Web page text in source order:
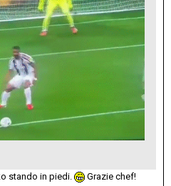
stando in piedi.
Grazie chef!